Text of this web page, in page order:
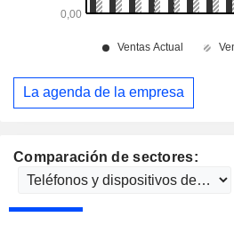
Comparación de sectores:
La agenda de la empresa